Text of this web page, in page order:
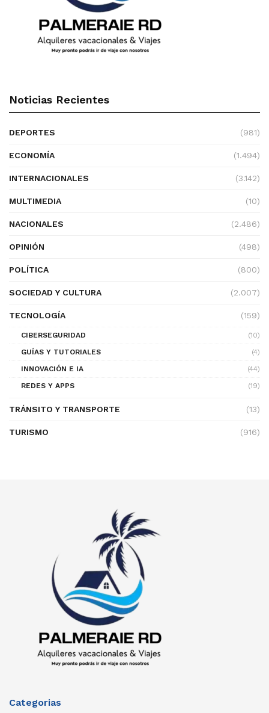
Noticias Recientes
DEPORTES (981)
ECONOMÍA (1.494)
INTERNACIONALES (3.142)
MULTIMEDIA (10)
NACIONALES (2.486)
OPINIÓN (498)
POLÍTICA (800)
SOCIEDAD Y CULTURA (2.007)
TECNOLOGÍA (159)
CIBERSEGURIDAD
(10)
GUÍAS Y TUTORIALES
(4)
INNOVACIÓN E IA
(44)
REDES Y APPS
(19)
TRÁNSITO Y TRANSPORTE (13)
TURISMO (916)
Categorias